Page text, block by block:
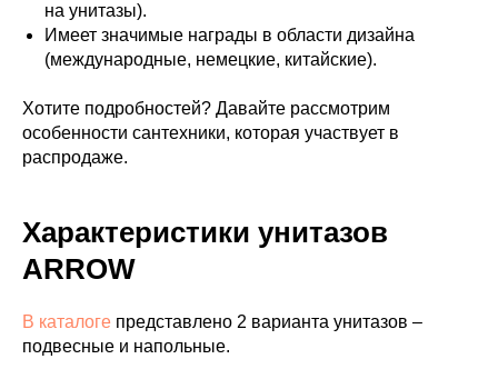
на унитазы).
Имеет значимые награды в области дизайна
(международные, немецкие, китайские).
Хотите подробностей? Давайте рассмотрим
особенности сантехники, которая участвует в
распродаже.
Характеристики унитазов
ARROW
В каталоге представлено 2 варианта унитазов –
подвесные и напольные.